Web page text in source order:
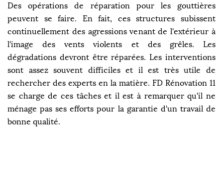
Des opérations de réparation pour les gouttières
peuvent se faire. En fait, ces structures subissent
continuellement des agressions venant de l'extérieur à
l'image des vents violents et des grêles. Les
dégradations devront être réparées. Les interventions
sont assez souvent difficiles et il est très utile de
rechercher des experts en la matière. FD Rénovation 11
se charge de ces tâches et il est à remarquer qu'il ne
ménage pas ses efforts pour la garantie d'un travail de
bonne qualité.